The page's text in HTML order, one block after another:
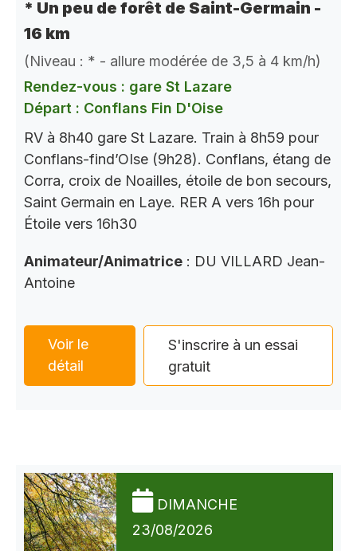
* Un peu de forêt de Saint-Germain -
16 km
(Niveau : * - allure modérée de 3,5 à 4 km/h)
Rendez-vous : gare St Lazare
Départ : Conflans Fin D'Oise
RV à 8h40 gare St Lazare. Train à 8h59 pour
Conflans-find’OIse (9h28). Conflans, étang de
Corra, croix de Noailles, étoile de bon secours,
Saint Germain en Laye. RER A vers 16h pour
Étoile vers 16h30
Animateur/Animatrice : DU VILLARD Jean-
Antoine
Voir le
détail
S'inscrire à un essai
gratuit
DIMANCHE
23/08/2026